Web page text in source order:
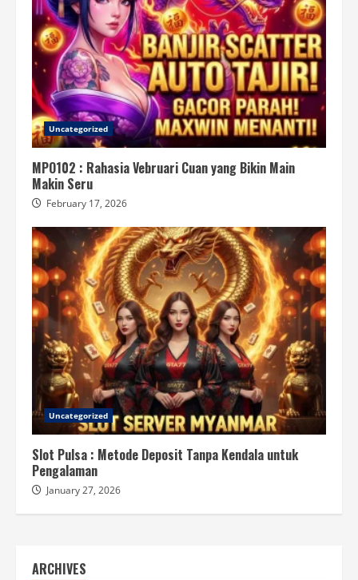
Uncategorized
MPO102 : Rahasia Vebruari Cuan yang Bikin Main
Makin Seru
February 17, 2026
Uncategorized
Slot Pulsa : Metode Deposit Tanpa Kendala untuk
Pengalaman
January 27, 2026
ARCHIVES